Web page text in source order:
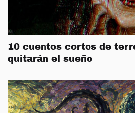
10 cuentos cortos de
quitarán el sueño